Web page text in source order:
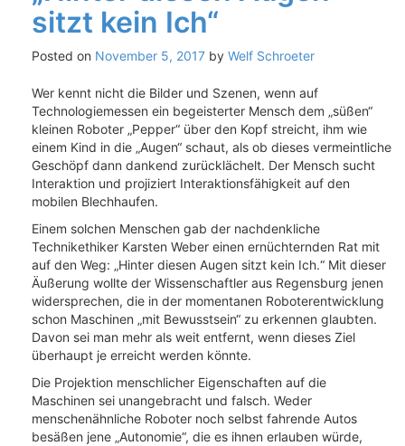
sitzt kein Ich“
Posted on November 5, 2017 by Welf Schroeter
Wer kennt nicht die Bilder und Szenen, wenn auf
Technologiemessen ein begeisterter Mensch dem „süßen“
kleinen Roboter „Pepper“ über den Kopf streicht, ihm wie
einem Kind in die „Augen“ schaut, als ob dieses vermeintliche
Geschöpf dann dankend zurücklächelt. Der Mensch sucht
Interaktion und projiziert Interaktionsfähigkeit auf den
mobilen Blechhaufen.
Einem solchen Menschen gab der nachdenkliche
Technikethiker Karsten Weber einen ernüchternden Rat mit
auf den Weg: „Hinter diesen Augen sitzt kein Ich.“ Mit dieser
Äußerung wollte der Wissenschaftler aus Regensburg jenen
widersprechen, die in der momentanen Roboterentwicklung
schon Maschinen „mit Bewusstsein“ zu erkennen glaubten.
Davon sei man mehr als weit entfernt, wenn dieses Ziel
überhaupt je erreicht werden könnte.
Die Projektion menschlicher Eigenschaften auf die
Maschinen sei unangebracht und falsch. Weder
menschenähnliche Roboter noch selbst fahrende Autos
besäßen jene „Autonomie“, die es ihnen erlauben würde,